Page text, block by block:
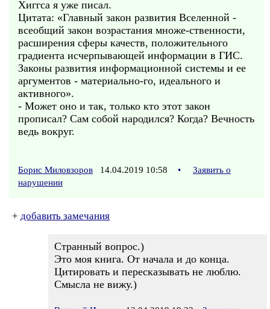
Хиггса я уже писал.
Цитата: «Главный закон развития Вселенной -
всеобщий закон возрастания множе-ственности,
расширения сферы качеств, положительного
градиента исчерпывающей информации в ГИС.
Законы развития информационной системы и ее
аргументов - материально-го, идеального и
активного».
- Может оно и так, только кто этот закон
прописал? Сам собой народился? Когда? Вечность
ведь вокруг.
Борис Миловзоров 14.04.2019 10:58 •
Заявить о
нарушении
+ добавить замечания
Странный вопрос.)
Это моя книга. От начала и до конца.
Цитировать и пересказывать не люблю.
Смысла не вижу.)